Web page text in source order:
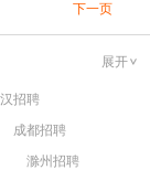
下一页
展开
招聘
成都招聘
滁州招聘